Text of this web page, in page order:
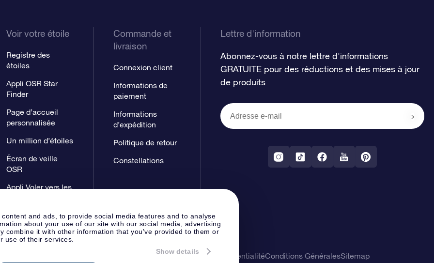
and ads, to provide social media features and to analyse
about your use of our site with our social media, advertising
combine it with other information that you’ve provided to them or
use of their services.
Show details
Voir votre étoile
Registre des
étoiles
Appli OSR Star
Finder
Page d’accueil
personnalisée
Un million d’étoiles
Écran de veille
OSR
Appli Voler vers les
Commande et
livraison
Connexion client
Informations de
paiement
Informations
d’expédition
Politique de retour
Constellations
Lettre d'information
Abonnez-vous à notre lettre d'informations
GRATUITE pour des réductions et des mises à jour
de produits
Page de presseDéclaration de confidentialitéConditions GénéralesSitemap